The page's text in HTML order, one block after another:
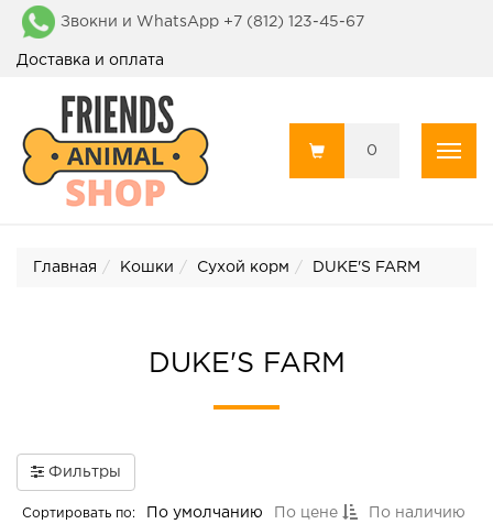
Звокни и WhatsApp +7 (812) 123-45-67
Доставка и оплата
0
Главная Кошки Сухой корм DUKE'S FARM
DUKE'S FARM
Фильтры
Сортировать по: По умолчанию По цене По наличию